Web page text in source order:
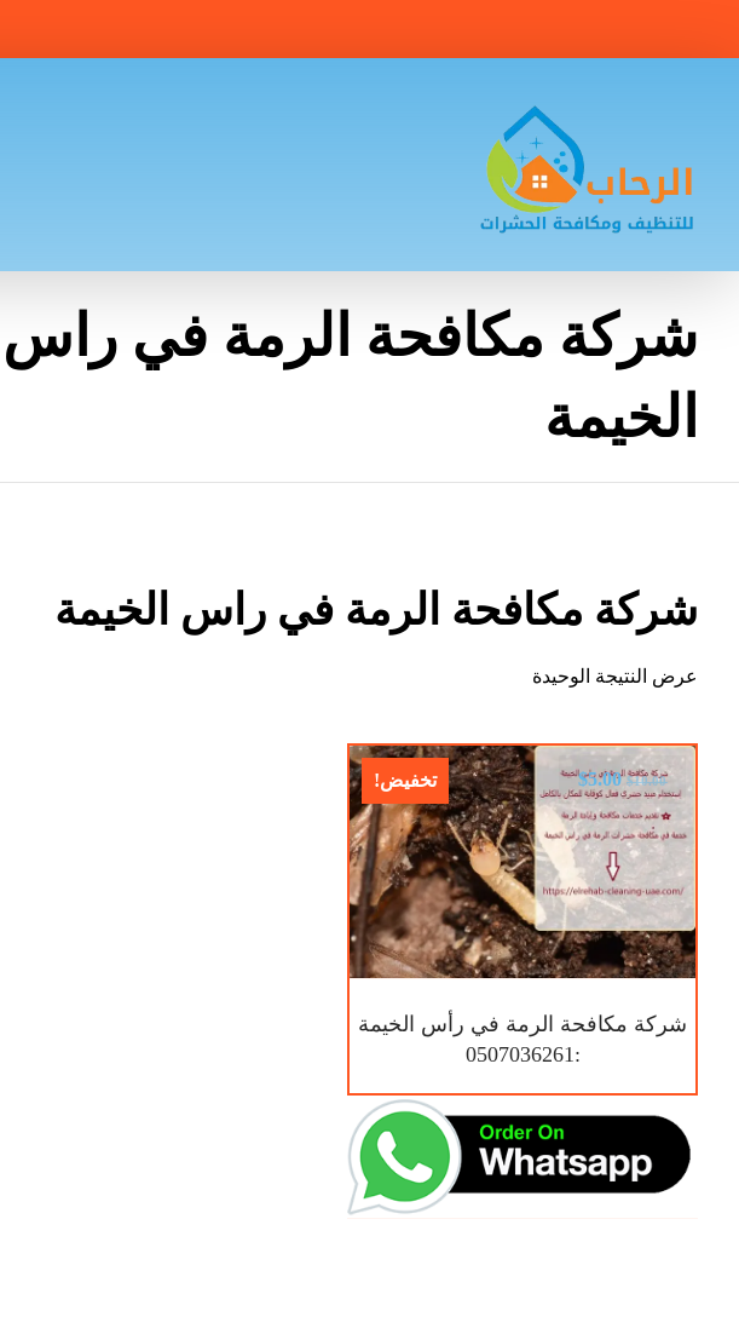
شركة مكافحة الرمة في راس
الخيمة
شركة مكافحة الرمة في راس الخيمة
عرض النتيجة الوحيدة
تخفيض!
شركة مكافحة الرمة في رأس الخيمة
:0507036261
$10.00
$5.00